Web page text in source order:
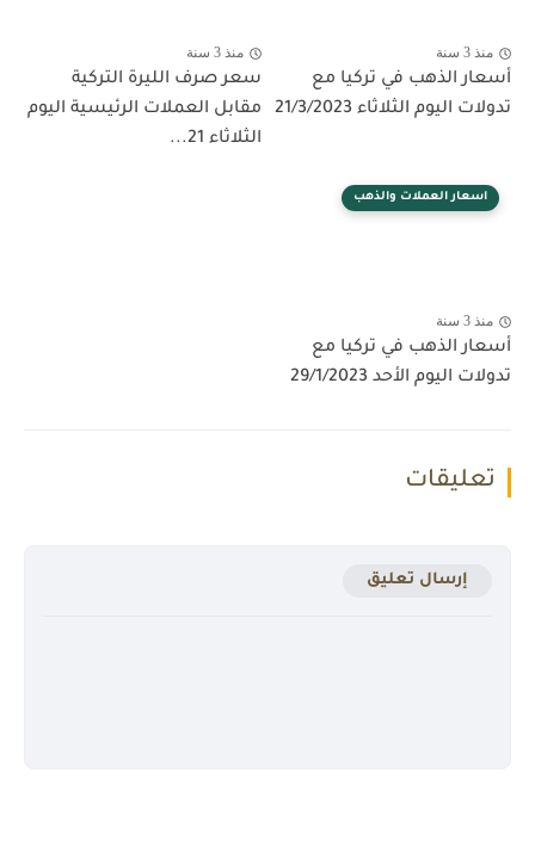
منذ 3 سنة
أسعار الذهب في تركيا مع
تدولات اليوم الثلاثاء 21/3/2023
منذ 3 سنة
سعر صرف الليرة التركية
مقابل العملات الرئيسية اليوم
الثلاثاء 21...
اسعار العملات والذهب
منذ 3 سنة
أسعار الذهب في تركيا مع
تدولات اليوم الأحد 29/1/2023
تعليقات
إرسال تعليق